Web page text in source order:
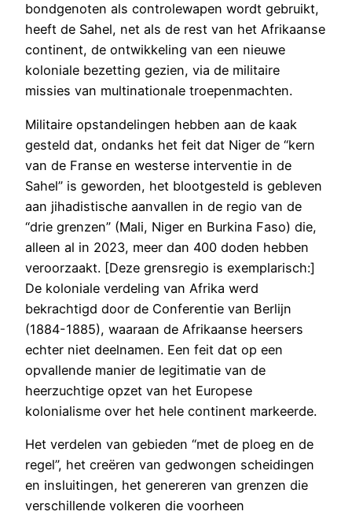
bondgenoten als controlewapen wordt gebruikt,
heeft de Sahel, net als de rest van het Afrikaanse
continent, de ontwikkeling van een nieuwe
koloniale bezetting gezien, via de militaire
missies van multinationale troepenmachten.
Militaire opstandelingen hebben aan de kaak
gesteld dat, ondanks het feit dat Niger de “kern
van de Franse en westerse interventie in de
Sahel” is geworden, het blootgesteld is gebleven
aan jihadistische aanvallen in de regio van de
“drie grenzen” (Mali, Niger en Burkina Faso) die,
alleen al in 2023, meer dan 400 doden hebben
veroorzaakt. [Deze grensregio is exemplarisch:]
De koloniale verdeling van Afrika werd
bekrachtigd door de Conferentie van Berlijn
(1884-1885), waaraan de Afrikaanse heersers
echter niet deelnamen. Een feit dat op een
opvallende manier de legitimatie van de
heerzuchtige opzet van het Europese
kolonialisme over het hele continent markeerde.
Het verdelen van gebieden “met de ploeg en de
regel”, het creëren van gedwongen scheidingen
en insluitingen, het genereren van grenzen die
verschillende volkeren die voorheen